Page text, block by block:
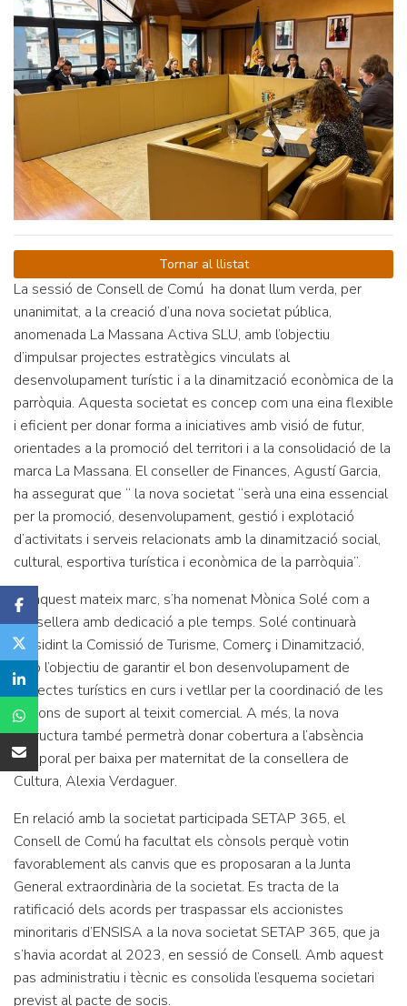
Tornar al llistat
La sessió de Consell de Comú ha donat llum verda, per
unanimitat, a la creació d’una nova societat pública,
anomenada La Massana Activa SLU, amb l’objectiu
d’impulsar projectes estratègics vinculats al
desenvolupament turístic i a la dinamització econòmica de la
parròquia. Aquesta societat es concep com una eina flexible
i eficient per donar forma a iniciatives amb visió de futur,
orientades a la promoció del territori i a la consolidació de la
marca La Massana. El conseller de Finances, Agustí Garcia,
ha assegurat que “ la nova societat “serà una eina essencial
per la promoció, desenvolupament, gestió i explotació
d’activitats i serveis relacionats amb la dinamització social,
cultural, esportiva turística i econòmica de la parròquia”.
En aquest mateix marc, s’ha nomenat Mònica Solé com a
consellera amb dedicació a ple temps. Solé continuarà
presidint la Comissió de Turisme, Comerç i Dinamització,
amb l’objectiu de garantir el bon desenvolupament de
projectes turístics en curs i vetllar per la coordinació de les
accions de suport al teixit comercial. A més, la nova
estructura també permetrà donar cobertura a l’absència
temporal per baixa per maternitat de la consellera de
Cultura, Alexia Verdaguer.
En relació amb la societat participada SETAP 365, el
Consell de Comú ha facultat els cònsols perquè votin
favorablement als canvis que es proposaran a la Junta
General extraordinària de la societat. Es tracta de la
ratificació dels acords per traspassar els accionistes
minoritaris d’ENSISA a la nova societat SETAP 365, que ja
s’havia acordat al 2023, en sessió de Consell. Amb aquest
pas administratiu i tècnic es consolida l’esquema societari
previst al pacte de socis.